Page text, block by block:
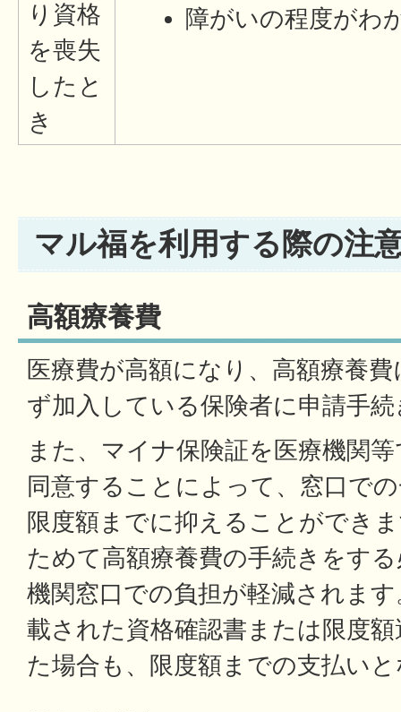
り資格
を喪失
したと
き
障がいの程度がわ
マル福を利用する際の注
高額療養費
医療費が高額になり、高額療養
ず加入している保険者に申請手
また、マイナ保険証を医療機関
同意することによって、窓口で
限度額までに抑えることができ
ためて高額療養費の手続きをす
機関窓口での負担が軽減されま
載された資格確認書または限度
た場合も、限度額までの支払い